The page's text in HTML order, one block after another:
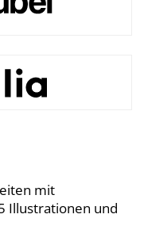
mit
Illustrationen und